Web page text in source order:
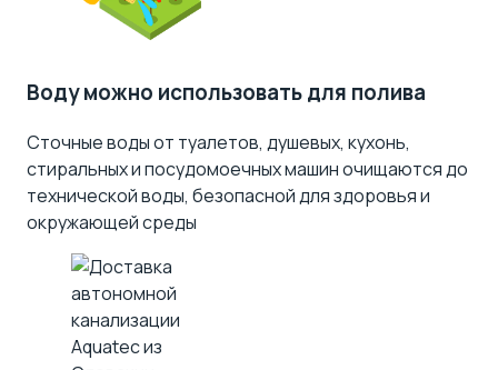
Воду можно использовать для полива
Сточные воды от туалетов, душевых, кухонь,
стиральных и посудомоечных машин очищаются до
технической воды, безопасной для здоровья и
окружающей среды